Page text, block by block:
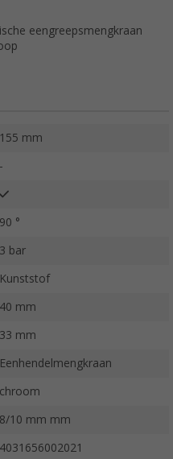
eengreepsmengkraan
155 mm
-
90 °
3 bar
Kunststof
40 mm
33 mm
Eenhendelmengkraan
chroom
8/10 mm mm
4031656002021